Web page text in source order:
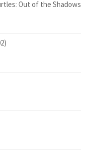
Out of the Shadows